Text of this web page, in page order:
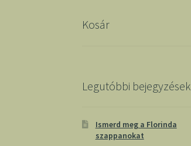
Kosár
Legutóbbi bejegyzések
Ismerd meg a Florinda
szappanokat